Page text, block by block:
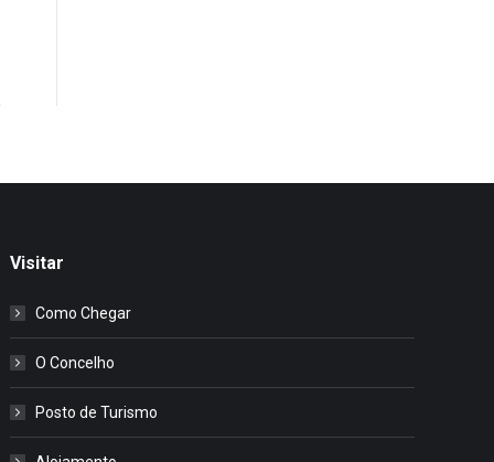
Visitar
Como Chegar
O Concelho
Posto de Turismo